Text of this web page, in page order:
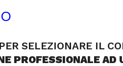
SELEZIONARE IL
PROFESSIONALE AD